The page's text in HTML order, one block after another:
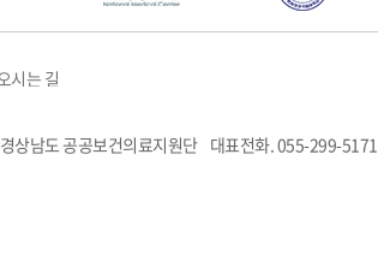
시는 길
상남도 공공보건의료지원단 대표전화. 055-299-5171